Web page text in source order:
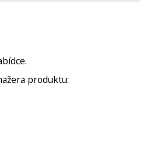
produktu: